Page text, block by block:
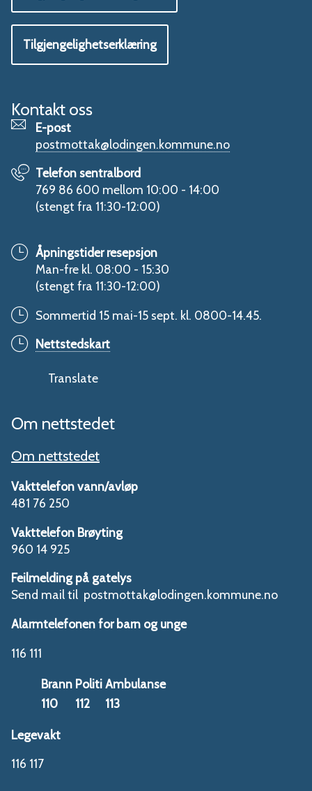
Tilgjengelighetserklæring
Kontakt oss
E-post
postmottak@lodingen.kommune.no
Telefon sentralbord
769 86 600 mellom 10:00 - 14:00
(stengt fra 11:30-12:00)
Åpningstider resepsjon
Man-fre kl. 08:00 - 15:30
(stengt fra 11:30-12:00)
Sommertid 15 mai-15 sept. kl. 0800-14.45.
Nettstedskart
Translate
Om nettstedet
Om nettstedet
Vakttelefon vann/avløp
481 76 250
Vakttelefon Brøyting
960 14 925
Feilmelding på gatelys
Send mail til postmottak@lodingen.kommune.no
Alarmtelefonen for barn og unge
116 111
Brann PolitiAmbulanse
110
112 113
Legevakt
116 117